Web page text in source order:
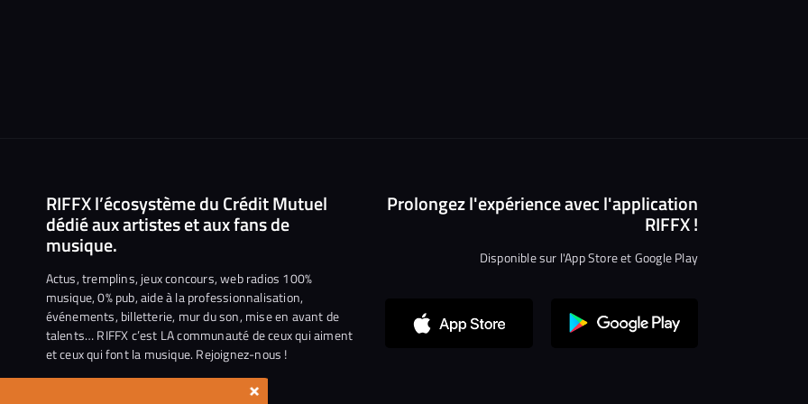
RIFFX l’écosystème du Crédit Mutuel
dédié aux artistes et aux fans de
musique.
Actus, tremplins, jeux concours, web radios 100%
musique, 0% pub, aide à la professionnalisation,
événements, billetterie, mur du son, mise en avant de
talents… RIFFX c’est LA communauté de ceux qui aiment
et ceux qui font la musique. Rejoignez-nous !
Prolongez l'expérience avec l'application
RIFFX !
Disponible sur l'App Store et Google Play
×